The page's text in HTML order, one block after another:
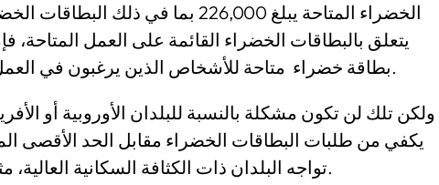
الخضراء المتاحة يبلغ 226,000 بما في
بطاقة خضراء متاحة للأشخاص الذين يرغبون في العمل في الولايات المتحدة الأمريكية.
ولكن تلك لن تكون مشكلة بالنسبة للبلدان الأوروبية أو
يكفي من طلبات البطاقات الخضراء مقابل الحد الأقصى
تواجه البلدان ذات الكثافة السكانية العالية، مثل الصين والهند ، تراكمات كبيرة.